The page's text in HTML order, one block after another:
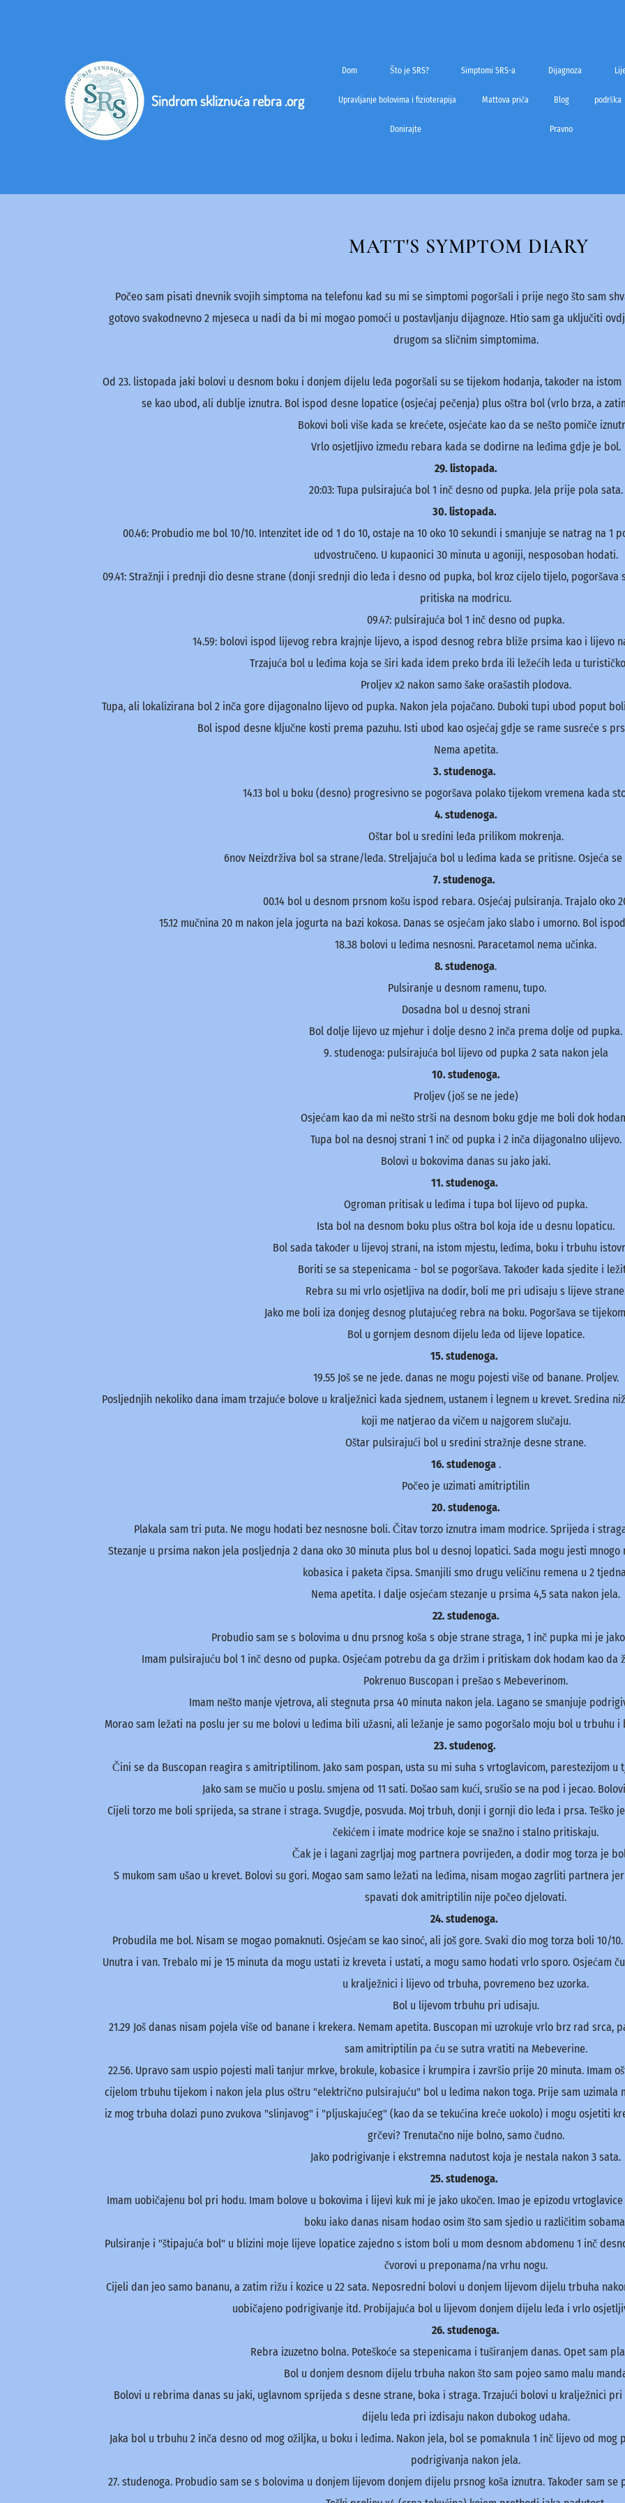
Sindrom skliznuća rebra .org
Dom Što je SRS? Simptomi SRS-a Dijagnoza
Upravljanje bolovima i fizioterapija Mattova priča Blog podrška
Donirajte Pravno
MATT'S SYMPTOM DIARY
Počeo sam pisati dnevnik svojih simptoma na telefonu kad su mi se simptomi pogoršali i prije nego što sam
gotovo svakodnevno 2 mjeseca u nadi da bi mi mogao pomoći u postavljanju dijagnoze. Htio sam ga uključiti
drugom sa sličnim simptomima.
Od 23. listopada jaki bolovi u desnom boku i donjem dijelu leđa pogoršali su se tijekom hodanja, također na
se kao ubod, ali dublje iznutra. Bol ispod desne lopatice (osjećaj pečenja) plus oštra bol (vrlo brza, a
Bokovi boli više kada se krećete, osjećate kao da se nešto pomiče
Vrlo osjetljivo između rebara kada se dodirne na leđima gdje je bol.
29. listopada.
20:03: Tupa pulsirajuća bol 1 inč desno od pupka. Jela prije pola sata.
30. listopada.
00.46: Probudio me bol 10/10. Intenzitet ide od 1 do 10, ostaje na 10 oko 10 sekundi i smanjuje se natrag na 1
udvostručeno. U kupaonici 30 minuta u agoniji, nesposoban hodati.
09.41: Stražnji i prednji dio desne strane (donji srednji dio leđa i desno od pupka, bol kroz cijelo tijelo, pogoršava
pritiska na modricu.
09.47: pulsirajuća bol 1 inč desno od pupka.
14.59: bolovi ispod lijevog rebra krajnje lijevo, a ispod desnog rebra bliže prsima kao i lijevo
Trzajuća bol u leđima koja se širi kada idem preko brda ili ležećih leđa u
Proljev x2 nakon samo šake orašastih plodova.
Tupa, ali lokalizirana bol 2 inča gore dijagonalno lijevo od pupka. Nakon jela pojačano. Duboki tupi ubod poput
Bol ispod desne ključne kosti prema pazuhu. Isti ubod kao osjećaj gdje se rame susreće s
Nema apetita.
3. studenoga.
14.13 bol u boku (desno) progresivno se pogoršava polako tijekom vremena kada
4. studenoga.
Oštar bol u sredini leđa prilikom mokrenja.
6nov Neizdrživa bol sa strane/leđa. Streljajuća bol u leđima kada se pritisne. Osjeća se
7. studenoga.
00.14 bol u desnom prsnom košu ispod rebara. Osjećaj pulsiranja. Trajalo oko
15.12 mučnina 20 m nakon jela jogurta na bazi kokosa. Danas se osjećam jako slabo i umorno. Bol
18.38 bolovi u leđima nesnosni. Paracetamol nema učinka.
8. studenoga.
Pulsiranje u desnom ramenu, tupo.
Dosadna bol u desnoj strani
Bol dolje lijevo uz mjehur i dolje desno 2 inča prema dolje od pupka.
9. studenoga: pulsirajuća bol lijevo od pupka 2 sata nakon jela
10. studenoga.
Proljev (još se ne jede)
Osjećam kao da mi nešto strši na desnom boku gdje me boli dok
Tupa bol na desnoj strani 1 inč od pupka i 2 inča dijagonalno ulijevo.
Bolovi u bokovima danas su jako jaki.
11. studenoga.
Ogroman pritisak u leđima i tupa bol lijevo od pupka.
Ista bol na desnom boku plus oštra bol koja ide u desnu lopaticu.
Bol sada također u lijevoj strani, na istom mjestu, leđima, boku i trbuhu
Boriti se sa stepenicama - bol se pogoršava. Također kada sjedite i
Rebra su mi vrlo osjetljiva na dodir, boli me pri udisaju s lijeve
Jako me boli iza donjeg desnog plutajućeg rebra na boku. Pogoršava se
Bol u gornjem desnom dijelu leđa od lijeve lopatice.
15. studenoga.
19.55 Još se ne jede. danas ne mogu pojesti više od banane. Proljev.
Posljednjih nekoliko dana imam trzajuće bolove u kralježnici kada sjednem, ustanem i legnem u krevet. Sredina
koji me natjerao da vičem u najgorem slučaju.
Oštar pulsirajući bol u sredini stražnje desne strane.
16. studenoga.
Počeo je uzimati amitriptilin
20. studenoga.
Plakala sam tri puta. Ne mogu hodati bez nesnosne boli. Čitav torzo iznutra imam modrice. Sprijeda i
Stezanje u prsima nakon jela posljednja 2 dana oko 30 minuta plus bol u desnoj lopatici. Sada mogu jesti
kobasica i paketa čipsa. Smanjili smo drugu veličinu remena u 2
Nema apetita. I dalje osjećam stezanje u prsima 4,5 sata nakon jela.
22. studenoga.
Probudio sam se s bolovima u dnu prsnog koša s obje strane straga, 1 inč pupka mi je
Imam pulsirajuću bol 1 inč desno od pupka. Osjećam potrebu da ga držim i pritiskam dok hodam kao da
Pokrenuo Buscopan i prešao s Mebeverinom.
Imam nešto manje vjetrova, ali stegnuta prsa 40 minuta nakon jela. Lagano se smanjuje
Morao sam ležati na poslu jer su me bolovi u leđima bili užasni, ali ležanje je samo pogoršalo moju bol u trbuhu i
23. studenog.
Čini se da Buscopan reagira s amitriptilinom. Jako sam pospan, usta su mi suha s vrtoglavicom, parestezijom
Jako sam se mučio u poslu. smjena od 11 sati. Došao sam kući, srušio se na pod i jecao.
Cijeli torzo me boli sprijeda, sa strane i straga. Svugdje, posvuda. Moj trbuh, donji i gornji dio leđa i prsa. Teško
čekićem i imate modrice koje se snažno i stalno pritiskaju.
Čak je i lagani zagrljaj mog partnera povrijeđen, a dodir mog torza je
S mukom sam ušao u krevet. Bolovi su gori. Mogao sam samo ležati na leđima, nisam mogao zagrliti partnera
spavati dok amitriptilin nije počeo djelovati.
24. studenoga.
Probudila me bol. Nisam se mogao pomaknuti. Osjećam se kao sinoć, ali još gore. Svaki dio mog torza boli 10/
Unutra i van. Trebalo mi je 15 minuta da mogu ustati iz kreveta i ustati, a mogu samo hodati vrlo sporo. Osjećam
u kralježnici i lijevo od trbuha, povremeno bez uzorka.
Bol u lijevom trbuhu pri udisaju.
21.29 Još danas nisam pojela više od banane i krekera. Nemam apetita. Buscopan mi uzrokuje vrlo brz rad srca,
sam amitriptilin pa ću se sutra vratiti na Mebeverine.
22.56. Upravo sam uspio pojesti mali tanjur mrkve, brokule, kobasice i krumpira i završio prije 20 minuta. Imam
cijelom trbuhu tijekom i nakon jela plus oštru "električno pulsirajuću" bol u leđima nakon toga. Prije sam uzimala
iz mog trbuha dolazi puno zvukova "slinjavog" i "pljuskajućeg" (kao da se tekućina kreće uokolo) i mogu osjetiti
grčevi? Trenutačno nije bolno, samo čudno.
Jako podrigivanje i ekstremna nadutost koja je nestala nakon 3 sata.
25. studenoga.
Imam uobičajenu bol pri hodu. Imam bolove u bokovima i lijevi kuk mi je jako ukočen. Imao je epizodu
boku iako danas nisam hodao osim što sam sjedio u različitim
Pulsiranje i "štipajuća bol" u blizini moje lijeve lopatice zajedno s istom boli u mom desnom abdomenu 1 inč
čvorovi u preponama/na vrhu nogu.
Cijeli dan jeo samo bananu, a zatim rižu i kozice u 22 sata. Neposredni bolovi u donjem lijevom dijelu trbuha
uobičajeno podrigivanje itd. Probijajuća bol u lijevom donjem dijelu leđa i vrlo
26. studenoga.
Rebra izuzetno bolna. Poteškoće sa stepenicama i tuširanjem danas. Opet sam
Bol u donjem desnom dijelu trbuha nakon što sam pojeo samo malu
Bolovi u rebrima danas su jaki, uglavnom sprijeda s desne strane, boka i straga. Trzajući bolovi u kralježnici
dijelu leđa pri izdisaju nakon dubokog udaha.
Jaka bol u trbuhu 2 inča desno od mog ožiljka, u boku i leđima. Nakon jela, bol se pomaknula 1 inč lijevo od mog
podrigivanja nakon jela.
27. studenoga. Probudio sam se s bolovima u donjem lijevom donjem dijelu prsnog koša iznutra. Također sam